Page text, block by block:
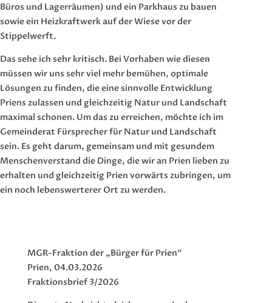
Büros und Lagerräumen) und ein Parkhaus zu bauen
sowie ein Heizkraftwerk auf der Wiese vor der
Stippelwerft.
Das sehe ich sehr kritisch. Bei Vorhaben wie diesen
müssen wir uns sehr viel mehr bemühen, optimale
Lösungen zu finden, die eine sinnvolle Entwicklung
Priens zulassen und gleichzeitig Natur und Landschaft
maximal schonen. Um das zu erreichen, möchte ich im
Gemeinderat Fürsprecher für Natur und Landschaft
sein. Es geht darum, gemeinsam und mit gesundem
Menschenverstand die Dinge, die wir an Prien lieben zu
erhalten und gleichzeitig Prien vorwärts zubringen, um
ein noch lebenswerterer Ort zu werden.
MGR-Fraktion der „Bürger für Prien“
Prien, 04.03.2026
Fraktionsbrief 3/2026